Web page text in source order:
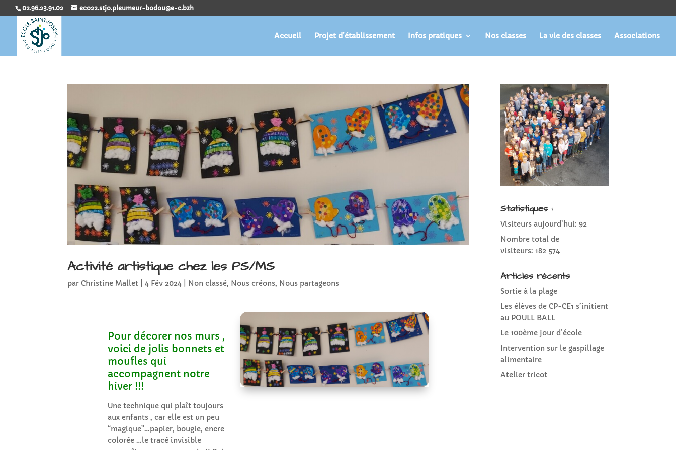
02.96.23.91.02 eco22.stjo.pleumeur-bodou@e-c.bzh
Accueil Projet d’établissement Infos pratiques Nos classes La vie des classes Associations
Activité artistique chez les PS/MS
parChristine Mallet |4 Fév 2024 Non classé, Nous créons, Nous partageons
Pour décorer nos murs ,
voici de jolis bonnets et
moufles qui
accompagnent notre
hiver !!!
Une technique qui plaît toujours
aux enfants , car elle est un peu
“magique”…papier, bougie, encre
colorée …le tracé invisible
Statistiques :
Visiteurs aujourd’hui: 92
Nombre total de
visiteurs: 182 574
Articles récents
Sortie à la plage
Les élèves de CP-CE1 s’initient
au POULL BALL
Le 100ème jour d’école
Intervention sur le gaspillage
alimentaire
Atelier tricot